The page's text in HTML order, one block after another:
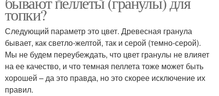
топки?
Следующий параметр это цвет. Древесная гранула
бывает, как светло-желтой, так и серой (темно-серой).
Мы не будем переубеждать, что цвет гранулы не влияет
на ее качество, и что темная пеллета тоже может быть
хорошей – да это правда, но это скорее исключение их
правил.